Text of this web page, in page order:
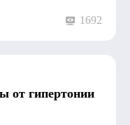
1692
от гипертонии